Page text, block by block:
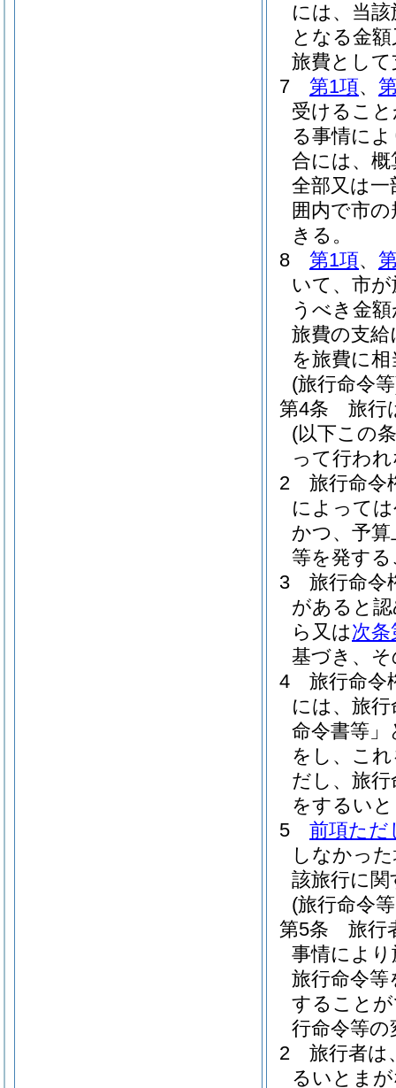
には、当
となる金
旅費とし
7
第1項、
受けるこ
る事情に
合には、
全部又は
囲内で市
きる。
8
第1項、
いて、市
うべき金
旅費の支給
を旅費に
(旅行命令
第4条
旅行
(以下この
って行わ
2
旅行命令
によって
かつ、予
等を発す
3
旅行命令
があると
ら又は次条
基づき、
4
旅行命令
には、旅
命令書等」
をし、こ
だし、旅
をするい
5
前項ただ
しなかっ
該旅行に
(旅行命令
第5条
旅行
事情によ
旅行命令
すること
行命令等
2
旅行者は
るいとま